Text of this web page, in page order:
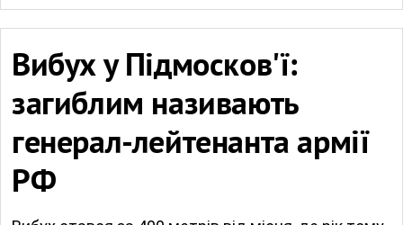
Вибух у Підмосков'ї:
загиблим називають
генерал-лейтенанта армії
РФ